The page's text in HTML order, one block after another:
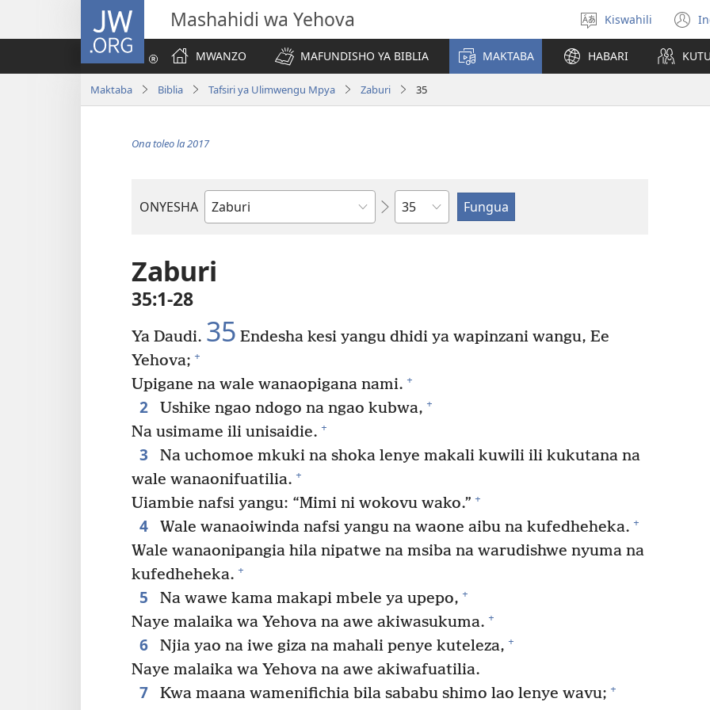
JW.ORG Mashahidi wa Yehova
Chagua
lugha
Kiswahili
MWANZO
MAFUNDISHO YA BIBLIA MAKTABA HABARI
Maktaba Biblia Tafsiri ya Ulimwengu Mpya Zaburi 35
Ona toleo la 2017
ONYESHA
Kitabu
Biblia
Sura
Zaburi
35:1-28
Ya Daudi. 35 Endesha kesi yangu dhidi ya wapinzani wangu, Ee
Yehova; +
Upigane na wale wanaopigana nami. +
2 Ushike ngao ndogo na ngao kubwa, +
Na usimame ili unisaidie. +
3
Na uchomoe mkuki na shoka lenye makali kuwili ili kukutana na
wale wanaonifuatilia. +
Uiambie nafsi yangu: “Mimi ni wokovu wako.” +
4 Wale wanaoiwinda nafsi yangu na waone aibu na kufedheheka. +
Wale wanaonipangia hila nipatwe na msiba na warudishwe nyuma na
kufedheheka. +
5 Na wawe kama makapi mbele ya upepo, +
Naye malaika wa Yehova na awe akiwasukuma. +
6 Njia yao na iwe giza na mahali penye kuteleza, +
Naye malaika wa Yehova na awe akiwafuatilia.
7 Kwa maana wamenifichia bila sababu shimo lao lenye wavu; +